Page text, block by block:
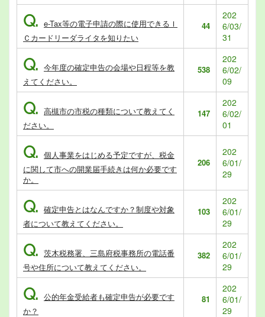
Q. e-Tax等の電子申請の際に使用できるＩ
Ｃカードリーダライタを知りたい
44
202
6/03/
31
Q. 今年度の確定申告の会場や日程等を教
えてください。
538
202
6/02/
09
Q. 高槻市の市税の種類について教えてく
ださい。
147
202
6/02/
01
Q. 個人事業をはじめる予定ですが、税金
に関して市への開業届手続きは何か必要です
か。
206
202
6/01/
29
Q. 確定申告とはなんですか？制度や対象
者について教えてください。
103
202
6/01/
29
Q. 茨木税務署、三島府税事務所の電話番
号や住所について教えてください。
382
202
6/01/
29
Q. 公的年金受給者も確定申告が必要です
か？
81
202
6/01/
29